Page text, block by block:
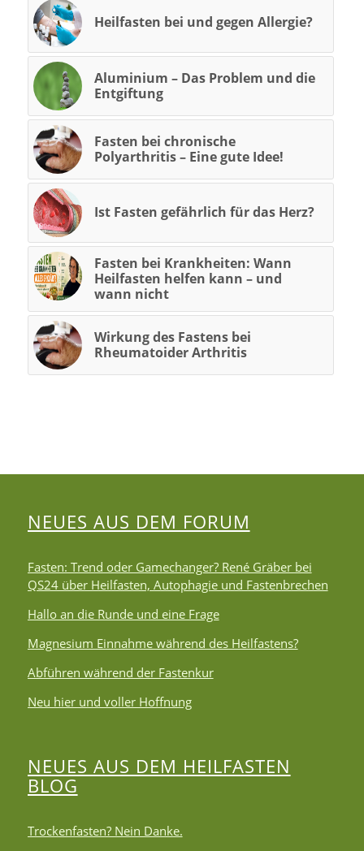
Heilfasten bei und gegen Allergie?
Aluminium – Das Problem und die
Entgiftung
Fasten bei chronische
Polyarthritis – Eine gute Idee!
Ist Fasten gefährlich für das Herz?
Fasten bei Krankheiten: Wann
Heilfasten helfen kann – und
wann nicht
Wirkung des Fastens bei
Rheumatoider Arthritis
NEUES AUS DEM FORUM
Fasten: Trend oder Gamechanger? René Gräber bei
QS24 über Heilfasten, Autophagie und Fastenbrechen
Hallo an die Runde und eine Frage
Magnesium Einnahme während des Heilfastens?
Abführen während der Fastenkur
Neu hier und voller Hoffnung
NEUES AUS DEM HEILFASTEN
BLOG
Trockenfasten? Nein Danke.